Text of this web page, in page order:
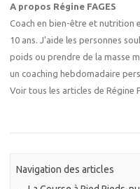
A propos Régine FAGES
Coach en bien-être et nutrition
10 ans. J'aide les personnes
poids ou prendre de la masse
un coaching hebdomadaire
Voir tous les articles de Régine
Navigation des articles